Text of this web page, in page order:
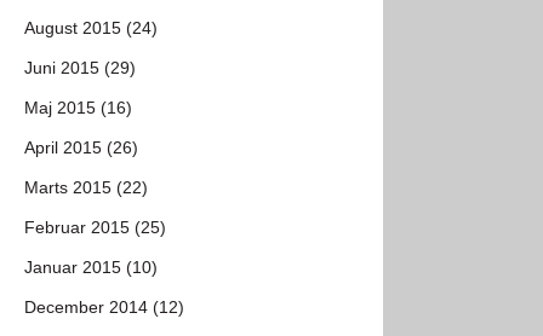
August 2015 (24)
Juni 2015 (29)
Maj 2015 (16)
April 2015 (26)
Marts 2015 (22)
Februar 2015 (25)
Januar 2015 (10)
December 2014 (12)